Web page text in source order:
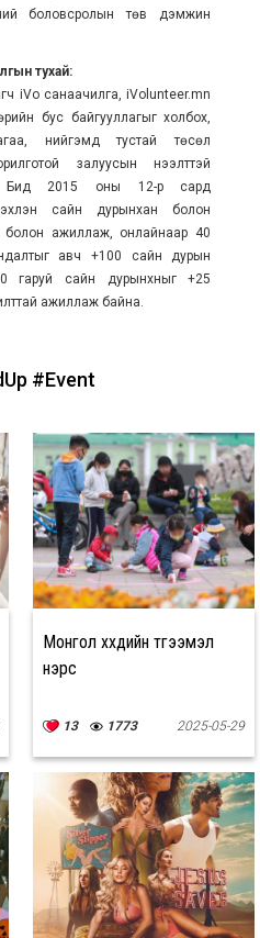
боловсролын төв дэмжин
тухай:
iVo санаачилга, iVolunteer.mn
бус байгууллагыг холбох,
нийгэмд тустай төсөл
залуусын нээлттэй
Бид 2015 оны 12-р сард
эхлэн сайн дурынхан болон
болон ажиллаж, онлайнаар 40
авч +100 сайн дурын
гаруй сайн дурынхныг +25
ажиллаж байна.
#Event
Монгол хүүхдийн түгээмэл
нэрс
13 1773 2025-05-29